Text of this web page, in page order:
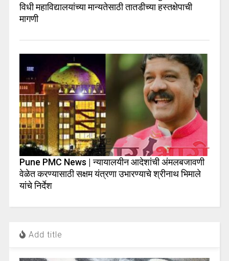
विधी महाविद्यालयांच्या मान्यतेसाठी तातडीच्या हस्तक्षेपाची
मागणी
Pune PMC News | न्यायालयीन आदेशांची अंमलबजावणी
वेळेत करण्यासाठी सक्षम यंत्रणा उभारण्याचे श्रीनाथ भिमाले
यांचे निर्देश
Add title